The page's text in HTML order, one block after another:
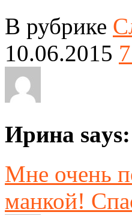
В рубрике
10.06.2015
Ирина says:
Мне очень
манкой!